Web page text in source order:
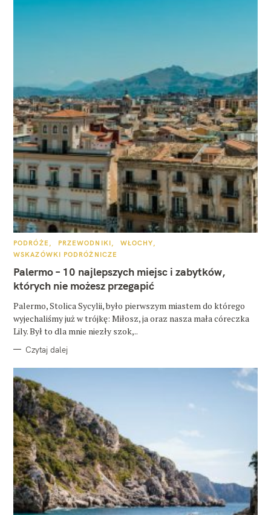
K
T
G
R
PODRÓŻE PRZEWODNIKI
WŁOCHY
WSKAZÓWKI PODRÓŻNICZE
Palermo – 10 najlepszych miejsc i zabytków,
których nie możesz przegapić
Palermo, Stolica Sycylii, było pierwszym miastem do którego
wyjechaliśmy już w trójkę: Miłosz, ja oraz nasza mała córeczka
Lily. Był to dla mnie niezły szok,..
Czytaj dalej